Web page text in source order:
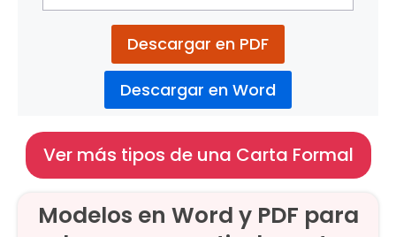
Descargar en PDF
Descargar en Word
Ver más tipos de una Carta Formal
Modelos en Word y PDF para